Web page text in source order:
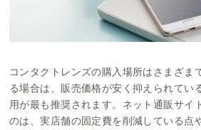
コンタクトレンズの購入場所はさまざま
る場合は、販売価格が安く抑えられてい
用が最も推奨されます。ネット通販サイ
のは、実店舗の固定費を削減している点